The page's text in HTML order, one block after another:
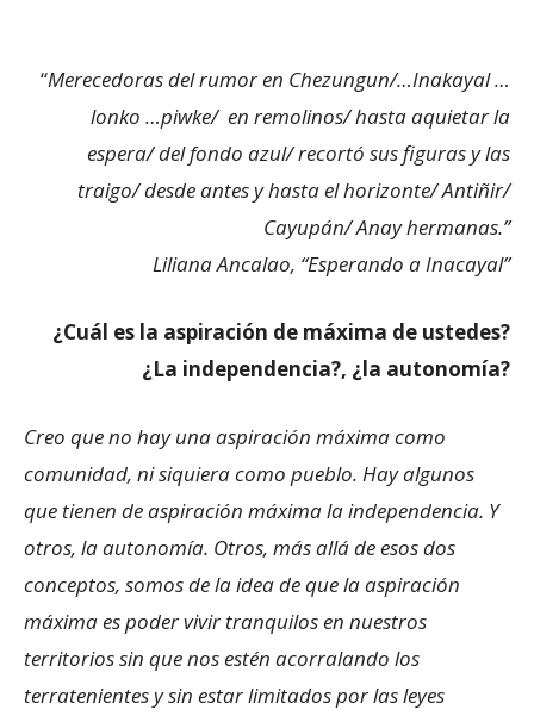
“Merecedoras del rumor en Chezungun/…Inakayal …
lonko …piwke/ en remolinos/ hasta aquietar la
espera/ del fondo azul/ recortó sus figuras y las
traigo/ desde antes y hasta el horizonte/ Antiñir/
Cayupán/ Anay hermanas.”
Liliana Ancalao, “Esperando a Inacayal”
¿Cuál es la aspiración de máxima de ustedes?
¿La independencia?, ¿la autonomía?
Creo que no hay una aspiración máxima como
comunidad, ni siquiera como pueblo. Hay algunos
que tienen de aspiración máxima la independencia. Y
otros, la autonomía. Otros, más allá de esos dos
conceptos, somos de la idea de que la aspiración
máxima es poder vivir tranquilos en nuestros
territorios sin que nos estén acorralando los
terratenientes y sin estar limitados por las leyes